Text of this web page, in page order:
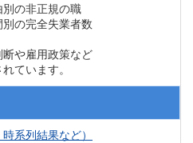
別の非正規の職
の完全失業者数
や雇用政策など
ています。
系列結果など）